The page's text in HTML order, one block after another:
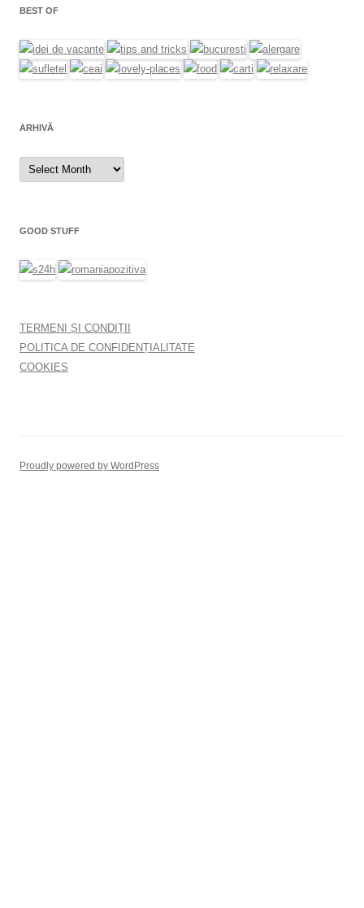
BEST OF
ARHIVĂ
Arhivă
GOOD STUFF
TERMENI ȘI CONDIȚII
POLITICA DE CONFIDENȚIALITATE
COOKIES
Proudly powered by WordPress